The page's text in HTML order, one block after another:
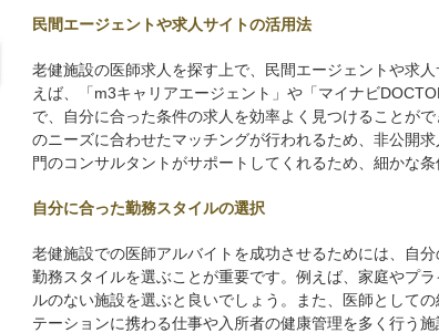
民間エージェントや求人サイトの活用法
老健施設の医師求人を探す上で、民間エージェントや求
えば、「m3キャリアエージェント」や「マイナビ
で、自分に合った条件の求人を効率よく見つけることが
のニーズに合わせたマッチングが行われるため、非公開
門のコンサルタントがサポートしてくれるため、細かな
自分に合った勤務スタイルの選択
老健施設での医師アルバイトを成功させるためには、自
勤務スタイルを選ぶことが重要です。例えば、家庭やプ
ルのない施設を選ぶと良いでしょう。また、医師として
テーションに携わる仕事や入所者の健康管理を多く行う